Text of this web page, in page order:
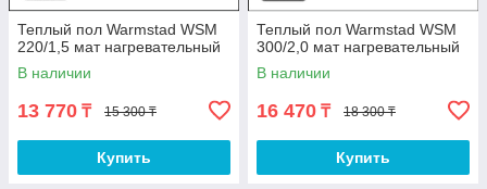
Теплый пол Warmstad WSM
220/1,5 мат нагревательный
В наличии
13 770 ₸ 15 300 ₸
Купить
Теплый пол Warmstad WSM
300/2,0 мат нагревательный
В наличии
16 470 ₸ 18 300 ₸
Купить